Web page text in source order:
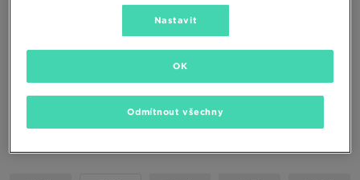
(Nejnižší cena za posledních 30 dní)
Béžová
Nastavit
Odmítnout všechny
OK